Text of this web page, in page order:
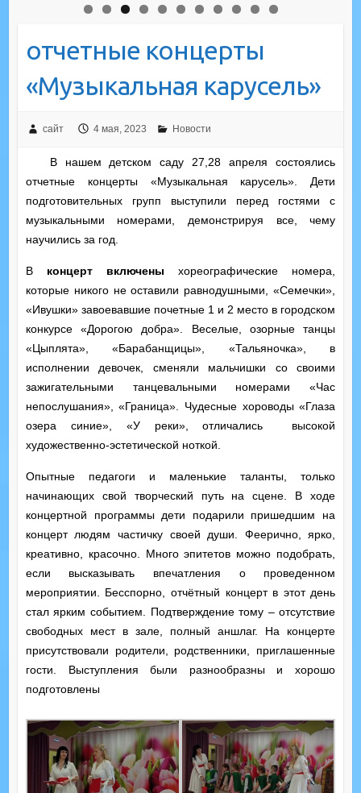
отчетные концерты
«Музыкальная карусель»
сайт 4 мая, 2023 Новости
В нашем детском саду 27,28 апреля состоялись
отчетные концерты «Музыкальная карусель». Дети
подготовительных групп выступили перед гостями с
музыкальными номерами, демонстрируя все, чему
научились за год.
В концерт включеныхореографические номера,
которые никого не оставили равнодушными, «Семечки»,
«Ивушки» завоевавшие почетные 1 и 2 место в городском
конкурсе «Дорогою добра». Веселые, озорные танцы
«Цыплята», «Барабанщицы», «Тальяночка», в
исполнении девочек, сменяли мальчишки со своими
зажигательными танцевальными номерами «Час
непослушания», «Граница». Чудесные хороводы «Глаза
озера синие», «У реки», отличались высокой
художественно-эстетической ноткой.
Опытные педагоги и маленькие таланты, только
начинающих свой творческий путь на сцене. В ходе
концертной программы дети подарили пришедшим на
концерт людям частичку своей души. Феерично, ярко,
креативно, красочно. Много эпитетов можно подобрать,
если высказывать впечатления о проведенном
мероприятии. Бесспорно, отчётный концерт в этот день
стал ярким событием. Подтверждение тому – отсутствие
свободных мест в зале, полный аншлаг. На концерте
присутствовали родители, родственники, приглашенные
гости. Выступления были разнообразны и хорошо
подготовлены